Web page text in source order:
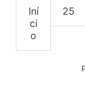
Iní
ci
o
25